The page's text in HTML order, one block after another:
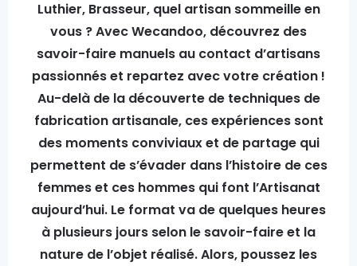
Luthier, Brasseur, quel artisan sommeille en
vous ? Avec Wecandoo, découvrez des
savoir-faire manuels au contact d’artisans
passionnés et repartez avec votre création !
Au-delà de la découverte de techniques de
fabrication artisanale, ces expériences sont
des moments conviviaux et de partage qui
permettent de s’évader dans l’histoire de ces
femmes et ces hommes qui font l’Artisanat
aujourd’hui. Le format va de quelques heures
à plusieurs jours selon le savoir-faire et la
nature de l’objet réalisé. Alors, poussez les